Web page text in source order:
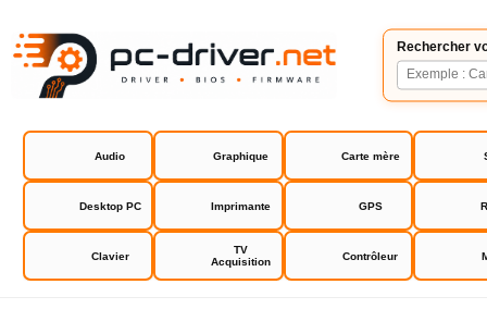
Rechercher
Audio Graphique Carte mère
Desktop PC Imprimante GPS
Clavier
TV
Acquisition
Contrôleur
Asus GRYPHON Z87 bios drivers